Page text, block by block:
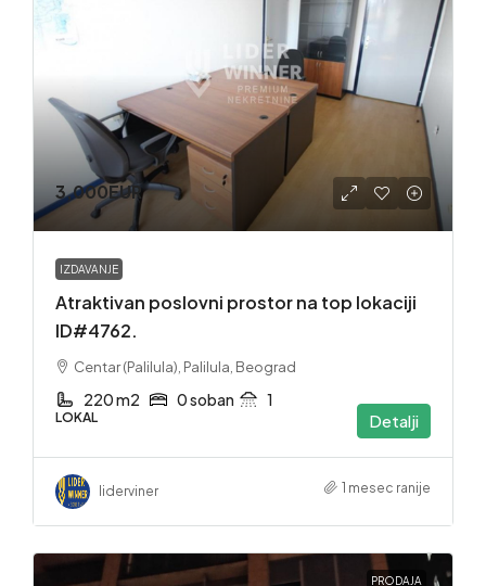
3,000EUR
IZDAVANJE
Atraktivan poslovni prostor na top lokaciji
ID#4762.
Centar (Palilula), Palilula, Beograd
220 m2 0 soban 1
LOKAL Detalji
liderviner 1 mesec ranije
PRODAJA